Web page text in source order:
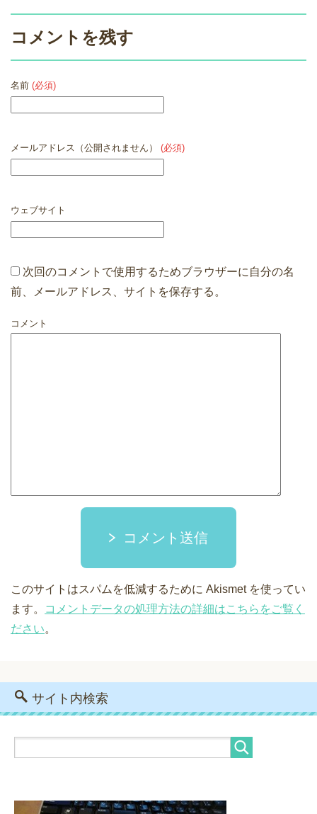
コメントを残す
名前 (必須)
メールアドレス（公開されません） (必須)
ウェブサイト
次回のコメントで使用するためブラウザーに自分の名
前、メールアドレス、サイトを保存する。
コメント
コメント送信
このサイトはスパムを低減するために Akismet を使ってい
ます。
コメントデータの処理方法の詳細はこちらをご覧く
ださい。
サイト内検索